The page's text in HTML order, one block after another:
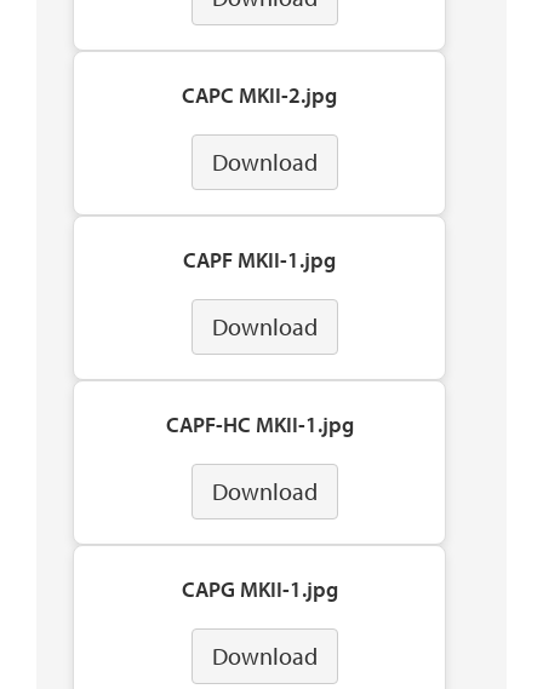
CAPC MKII-2.jpg
Download
CAPF MKII-1.jpg
Download
CAPF-HC MKII-1.jpg
Download
CAPG MKII-1.jpg
Download